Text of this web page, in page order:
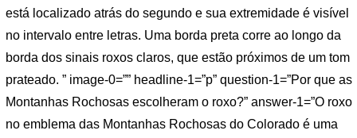
está localizado atrás do segundo e sua extremidade é visível
no intervalo entre letras. Uma borda preta corre ao longo da
borda dos sinais roxos claros, que estão próximos de um tom
prateado. ” image-0=”” headline-1=”p” question-1=”Por que as
Montanhas Rochosas escolheram o roxo?” answer-1=”O roxo
no emblema das Montanhas Rochosas do Colorado é uma